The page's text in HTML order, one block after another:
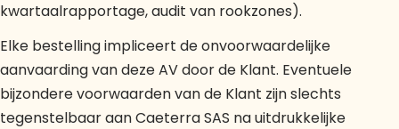
kwartaalrapportage, audit van rookzones).
Elke bestelling impliceert de onvoorwaardelijke
aanvaarding van deze AV door de Klant. Eventuele
bijzondere voorwaarden van de Klant zijn slechts
tegenstelbaar aan Caeterra SAS na uitdrukkelijke